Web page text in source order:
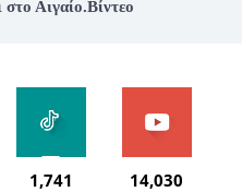
Αιγαίο.Βίντεο
1,741 14,030